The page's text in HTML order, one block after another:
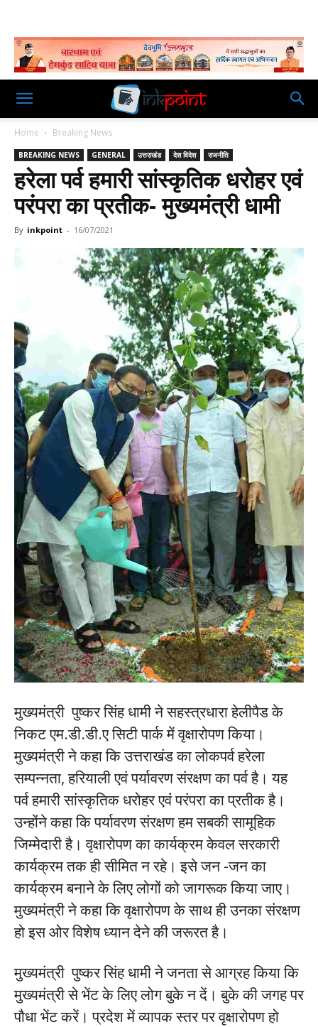
Home Breaking News
BREAKING NEWS GENERAL उत्तराखंड देश विदेश राजनीति
हरेला पर्व हमारी सांस्कृतिक धरोहर एवं
परंपरा का प्रतीक- मुख्यमंत्री धामी
By inkpoint - 16/07/2021
मुख्यमंत्री पुष्कर सिंह धामी ने सहस्त्रधारा हेलीपैड के
निकट एम.डी.डी.ए सिटी पार्क में वृक्षारोपण किया।
मुख्यमंत्री ने कहा कि उत्तराखंड का लोकपर्व हरेला
सम्पन्नता, हरियाली एवं पर्यावरण संरक्षण का पर्व है। यह
पर्व हमारी सांस्कृतिक धरोहर एवंं परंपरा का प्रतीक है।
उन्होंने कहा कि पर्यावरण संरक्षण हम सबकी सामूहिक
जिम्मेदारी है। वृक्षारोपण का कार्यक्रम केवल सरकारी
कार्यक्रम तक ही सीमित न रहे। इसे जन -जन का
कार्यक्रम बनाने के लिए लोगों को जागरूक किया जाए।
मुख्यमंत्री ने कहा कि वृक्षारोपण के साथ ही उनका संरक्षण
हो इस ओर विशेष ध्यान देने की जरूरत है।
मुख्यमंत्री पुष्कर सिंह धामी ने जनता से आग्रह किया कि
मुख्यमंत्री से भेंट के लिए लोग बुके न दें। बुके की जगह पर
पौधा भेंट करें। प्रदेश में व्यापक स्तर पर वृक्षारोपण हो